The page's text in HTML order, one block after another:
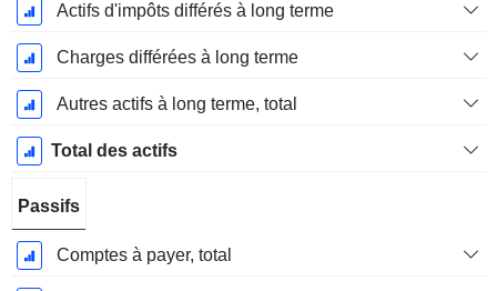
Actifs d'impôts différés à long terme
Charges différées à long terme
Autres actifs à long terme, total
Total des actifs
Passifs
Comptes à payer, total